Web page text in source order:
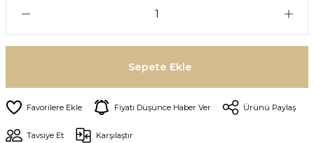
Sepete Ekle
Fiyatı Düşünce Haber Ver Ürünü Paylaş
Tavsiye Et Karşılaştır